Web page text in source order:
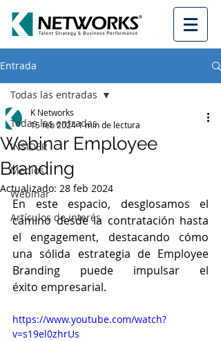
Entrada
Todas las entradas
INSIDER
Medios
Webinar
Artículos de interés
Todas las entradas
Webinar Employee
Branding
K Networks
15 feb 20241 min de lectura
Actualizado: 28 feb 2024
En este espacio, desglosamos el
camino desde la contratación hasta
el engagement, destacando cómo
una sólida estrategia de Employee
Branding puede impulsar el
éxito empresarial.
https://www.youtube.com/watch?
v=s19el0zhrUs